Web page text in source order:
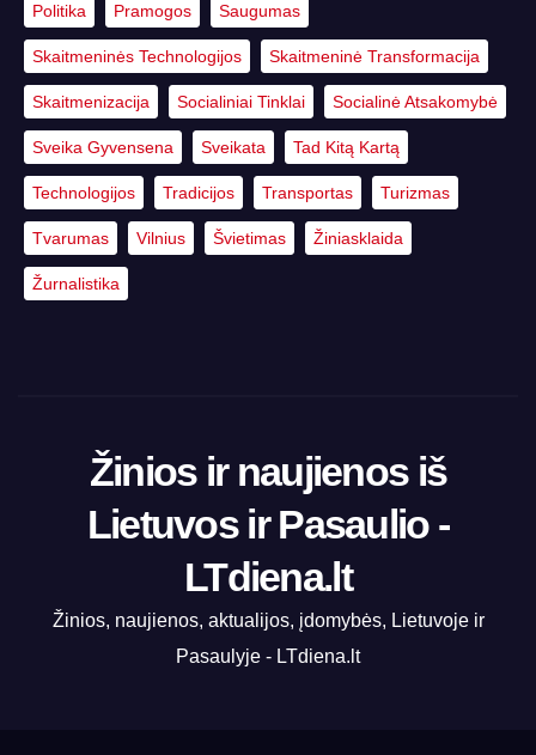
Politika Pramogos Saugumas
Skaitmeninės Technologijos Skaitmeninė Transformacija
Skaitmenizacija Socialiniai Tinklai Socialinė Atsakomybė
Sveika Gyvensena Sveikata Tad Kitą Kartą
Technologijos Tradicijos Transportas Turizmas
Tvarumas Vilnius Švietimas Žiniasklaida
Žurnalistika
Žinios ir naujienos iš
Lietuvos ir Pasaulio -
LTdiena.lt
Žinios, naujienos, aktualijos, įdomybės, Lietuvoje ir
Pasaulyje - LTdiena.lt